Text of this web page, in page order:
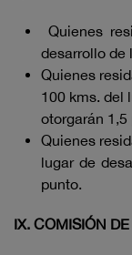
Quienes
desarrollo de
Quienes
100 kms. del
otorgarán 1,5
Quienes
lugar de
punto.
IX. COMISIÓN